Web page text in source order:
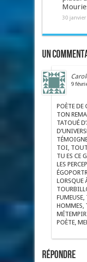
30 janvier
Un
9
POÈTE DE
TON
TATOUÉ
TOI,
TU ES CE
LES
LORSQUE
FUMEUSE,
HOMMES,
POÈTE,
Répondre